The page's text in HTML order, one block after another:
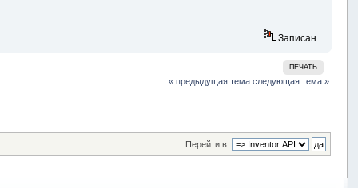
Записан
ПЕЧАТЬ
« предыдущая тема следующая тема »
Перейти в: